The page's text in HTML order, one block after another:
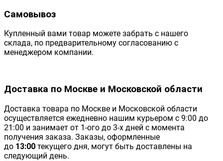
Самовывоз
Купленный вами товар можете забрать с нашего
склада, по предварительному согласованию с
менеджером компании.
Доставка по Москве и Московской области
Доставка товара по Москве и Московской области
осуществляется ежедневно нашим курьером с 9:00 до
21:00 и занимает от 1-ого до 3-х дней с момента
получения заказа. Заказы, оформленные
до 13:00 текущего дня, могут быть доставлены на
следующий день.